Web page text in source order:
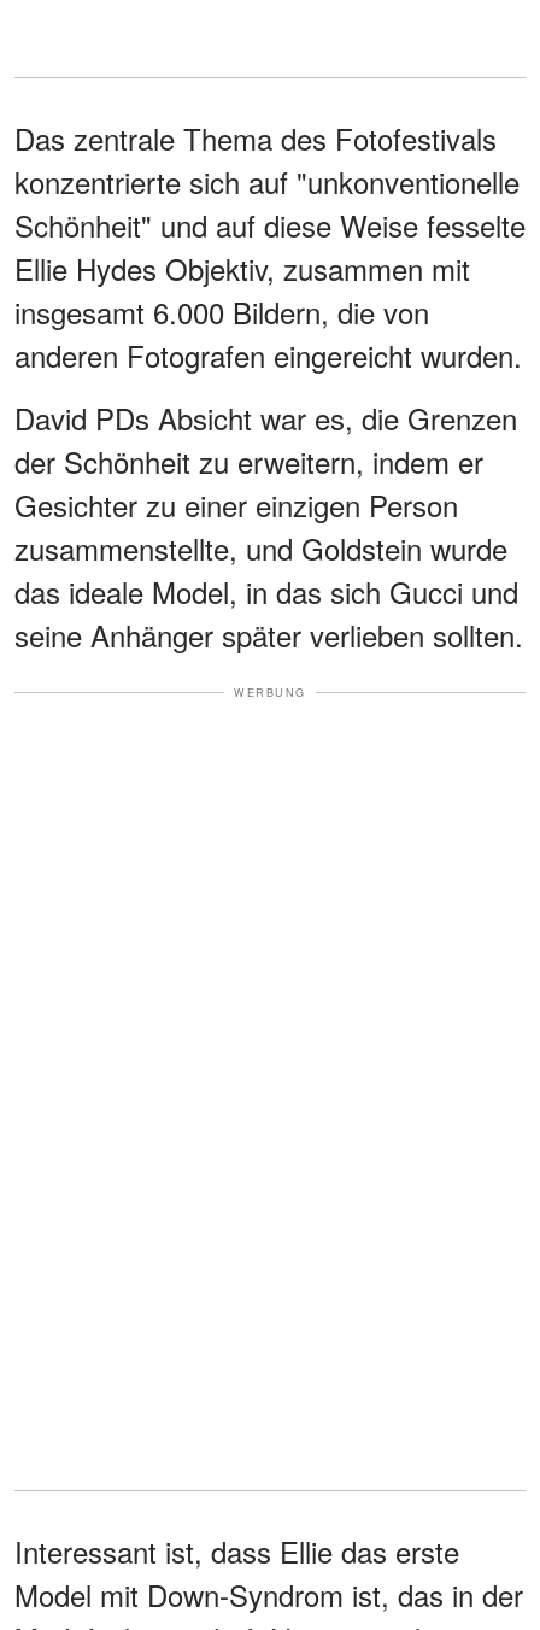
Das zentrale Thema des Fotofestivals
konzentrierte sich auf "unkonventionelle
Schönheit" und auf diese Weise fesselte
Ellie Hydes Objektiv, zusammen mit
insgesamt 6.000 Bildern, die von
anderen Fotografen eingereicht wurden.
David PDs Absicht war es, die Grenzen
der Schönheit zu erweitern, indem er
Gesichter zu einer einzigen Person
zusammenstellte, und Goldstein wurde
das ideale Model, in das sich Gucci und
seine Anhänger später verlieben sollten.
WERBUNG
Interessant ist, dass Ellie das erste
Model mit Down-Syndrom ist, das in der